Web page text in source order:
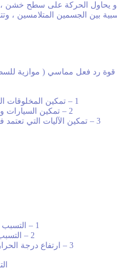
يحاول الحركة على سطح خشن
بين الجسمين
قوة رد فعل مماسي ( موازية
1 – تمكين المخلوقات البرية من المشي أو الزحف على اليابسة .
2 – تمكين السيارات والقطارات والعربات وغيرها من الحركة.
3 – تمكين الآليات التي تعتمد في عملها على السيور والكوابح من أداء وظيفتها.
1 – التسبب في تآكل السطوح المتلامسة.
2 – التسبب في زيادة استهلاك الطاقة.
3 – ارتفاع درجة الحرارة التي قد ينشأ عنها الحرائق والكوارث.